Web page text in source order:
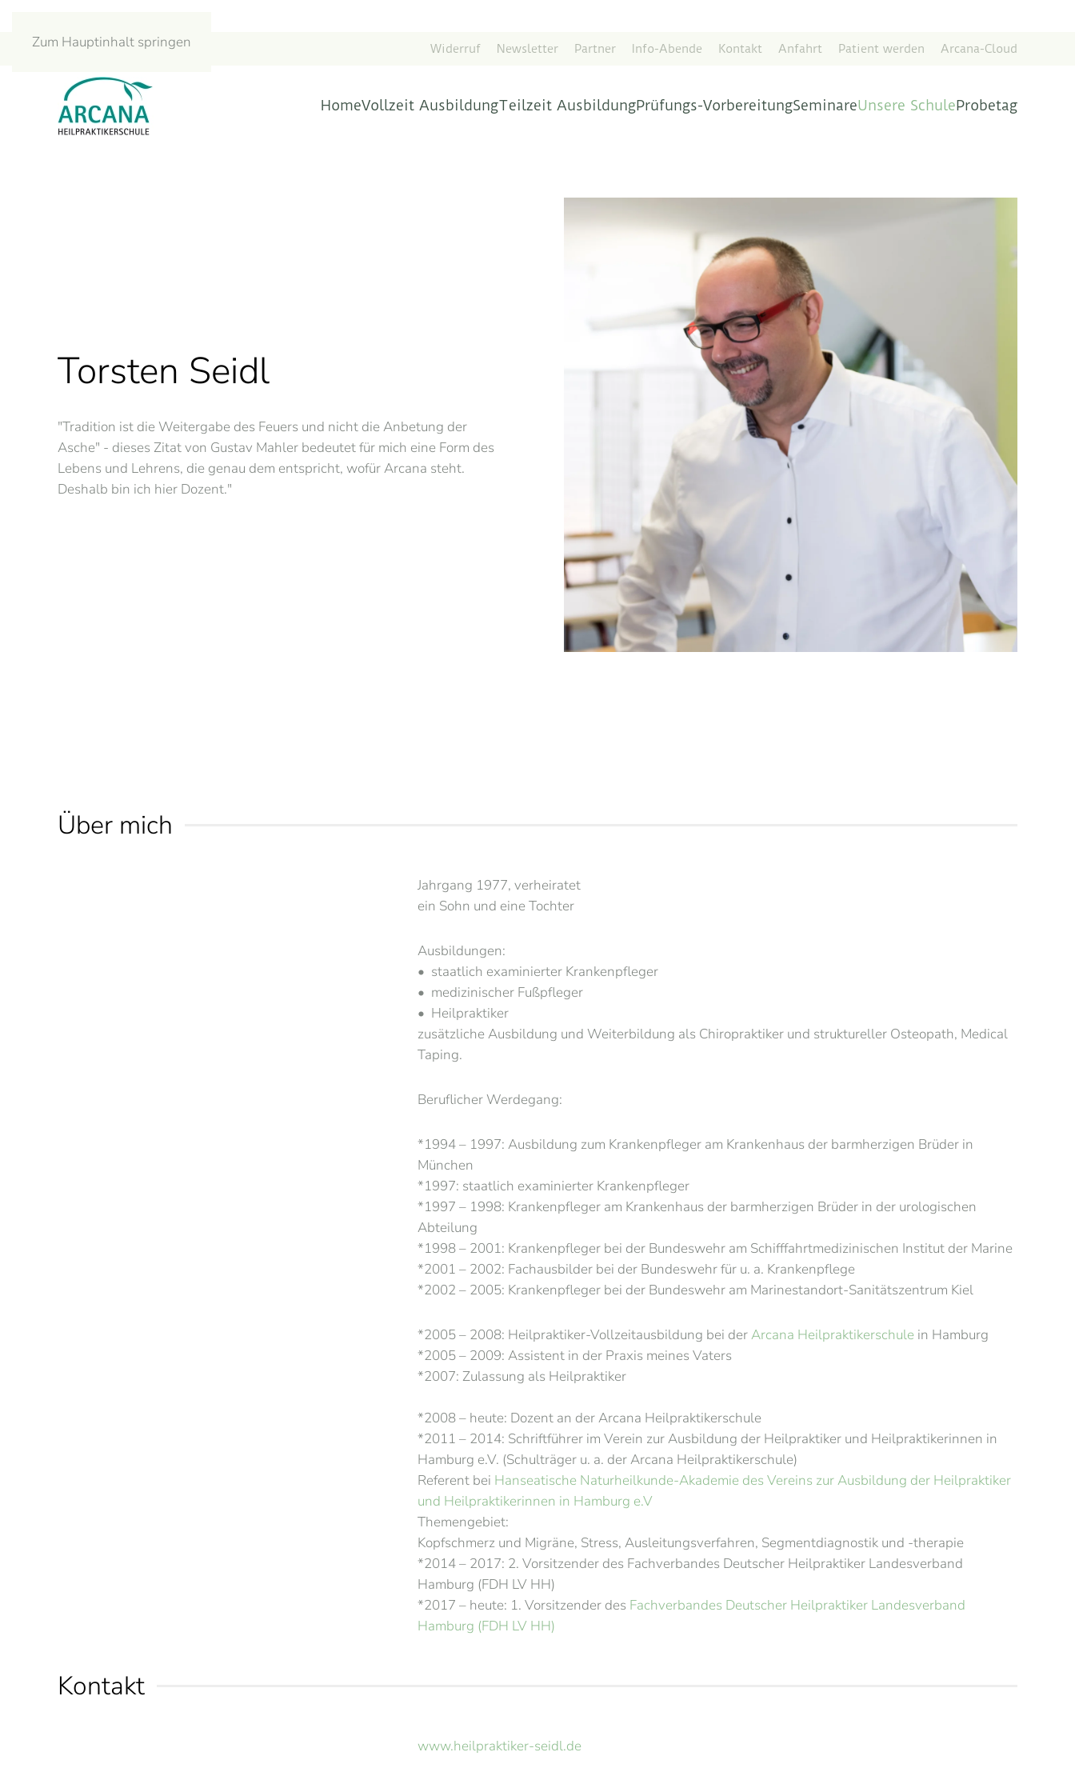
Zum Hauptinhalt springen Widerruf Newsletter Partner Info-Abende Kontakt Anfahrt Patient werden Arcana-Cloud
HomeVollzeit AusbildungTeilzeit AusbildungPrüfungs-VorbereitungSeminareUnsere SchuleProbetag
Torsten Seidl
"Tradition ist die Weitergabe des Feuers und nicht die Anbetung der
Asche" - dieses Zitat von Gustav Mahler bedeutet für mich eine Form des
Lebens und Lehrens, die genau dem entspricht, wofür Arcana steht.
Deshalb bin ich hier Dozent."
Über mich
Jahrgang 1977, verheiratet
ein Sohn und eine Tochter
Ausbildungen:
• staatlich examinierter Krankenpfleger
• medizinischer Fußpfleger
• Heilpraktiker
zusätzliche Ausbildung und Weiterbildung als Chiropraktiker und struktureller Osteopath, Medical
Taping.
Beruflicher Werdegang:
*1994 – 1997: Ausbildung zum Krankenpfleger am Krankenhaus der barmherzigen Brüder in
München
*1997: staatlich examinierter Krankenpfleger
*1997 – 1998: Krankenpfleger am Krankenhaus der barmherzigen Brüder in der urologischen
Abteilung
*1998 – 2001: Krankenpfleger bei der Bundeswehr am Schifffahrtmedizinischen Institut der Marine
*2001 – 2002: Fachausbilder bei der Bundeswehr für u. a. Krankenpflege
*2002 – 2005: Krankenpfleger bei der Bundeswehr am Marinestandort-Sanitätszentrum Kiel
*2005 – 2008: Heilpraktiker-Vollzeitausbildung bei derArcana Heilpraktikerschule in Hamburg
*2005 – 2009: Assistent in der Praxis meines Vaters
*2007: Zulassung als Heilpraktiker
*2008 – heute: Dozent an der Arcana Heilpraktikerschule
*2011 – 2014: Schriftführer im Verein zur Ausbildung der Heilpraktiker und Heilpraktikerinnen in
Hamburg e.V. (Schulträger u. a. der Arcana Heilpraktikerschule)
Referent bei Hanseatische Naturheilkunde-Akademie des Vereins zur Ausbildung der Heilpraktiker
und Heilpraktikerinnen in Hamburg e.V
Themengebiet:
Kopfschmerz und Migräne, Stress, Ausleitungsverfahren, Segmentdiagnostik und -therapie
*2014 – 2017: 2. Vorsitzender des Fachverbandes Deutscher Heilpraktiker Landesverband
Hamburg (FDH LV HH)
*2017 – heute: 1. Vorsitzender des Fachverbandes Deutscher Heilpraktiker Landesverband
Hamburg (FDH LV HH)
Kontakt
www.heilpraktiker-seidl.de